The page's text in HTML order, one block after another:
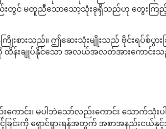
းတွင် မတူညီသောသော့သုံးခုရှိသည်ဟု တွေးကြည့်
စားသည်။ ဤဆေးသုံးမျိုးသည် ဗိုင်းရပ်စ်ပွားခြ
ကို ထိန်းချုပ်နိုင်သော အလယ်အလတ်အားကောင်း
ာင်း၊ မပါဘဲသော်လည်းကောင်း သောက်သုံးပ
င်းကို ရှောင်ရှားရန်အတွက် အစာအနည်းငယ်